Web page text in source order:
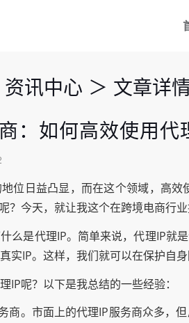
资讯中心 ＞ 文章详
：如何高效使用
位日益凸显，而在这个领域，高
？今天，就让我这个在跨境电商行
么是代理IP。简单来说，代理IP就
实IP。这样，我们就可以在保护自
IP呢？以下是我总结的一些经验：
商。市面上的代理IP服务商众多，